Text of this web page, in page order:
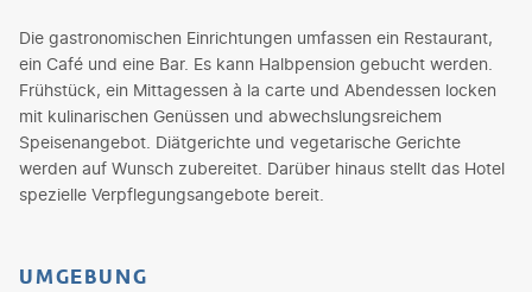
Die gastronomischen Einrichtungen umfassen ein Restaurant,
ein Café und eine Bar. Es kann Halbpension gebucht werden.
Frühstück, ein Mittagessen à la carte und Abendessen locken
mit kulinarischen Genüssen und abwechslungsreichem
Speisenangebot. Diätgerichte und vegetarische Gerichte
werden auf Wunsch zubereitet. Darüber hinaus stellt das Hotel
spezielle Verpflegungsangebote bereit.
UMGEBUNG